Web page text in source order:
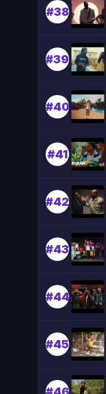
#38
#39
#40
#41
#42
#43
#44
#45